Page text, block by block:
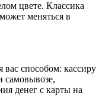
цвете. Классика
меняться в
способом: кассиру
самовывозе,
денег с карты на